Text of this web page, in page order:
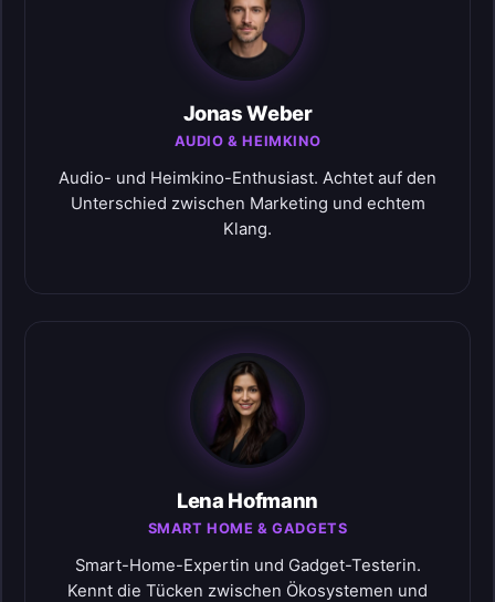
Jonas Weber
AUDIO & HEIMKINO
Audio- und Heimkino-Enthusiast. Achtet auf den
Unterschied zwischen Marketing und echtem
Klang.
Lena Hofmann
SMART HOME & GADGETS
Smart-Home-Expertin und Gadget-Testerin.
Kennt die Tücken zwischen Ökosystemen und